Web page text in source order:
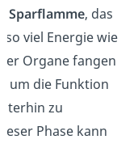
Sparflamme, das
so viel Energie wie
Organe fangen
, um die Funktion
zu
Phase kann